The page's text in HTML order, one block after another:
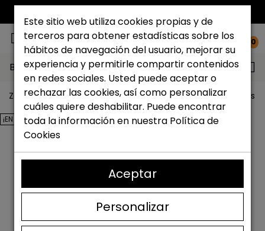
0
Buscar...
Zapateria Catchalot Outlet zapatos Outlet zapatos
¡EN OFERTA!
Este sitio web utiliza cookies propias y de
terceros para obtener estadísticas sobre los
hábitos de navegación del usuario, mejorar su
experiencia y permitirle compartir contenidos
en redes sociales. Usted puede aceptar o
rechazar las cookies, así como personalizar
cuáles quiere deshabilitar. Puede encontrar
toda la información en nuestra Política de
Cookies
Personalizar
Aceptar